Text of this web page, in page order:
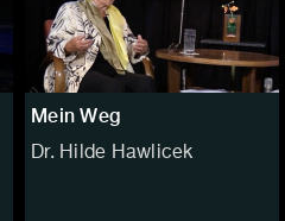
Mein Weg
Dr. Hilde Hawlicek